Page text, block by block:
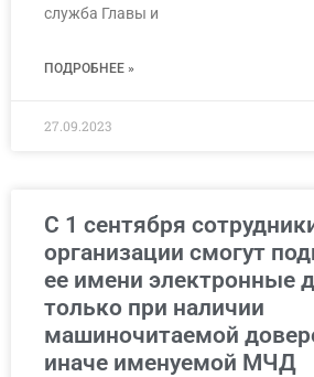
служба Главы и
ПОДРОБНЕЕ »
27.09.2023
С 1 сентября
организации смогут
ее имени электронные
только при наличии
машиночитаемой
иначе именуемой МЧД